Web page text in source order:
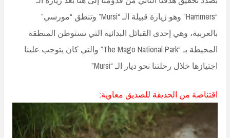
“Hammers” وهو زيارة قبيلة الـ “Mursi” وتنطق “مورسي”
بالعربية، وهي إحدى القبائل البدائية التي تستوطن المنطقة
المحيطة بـ “The Mago National Park” والتي كان يتوجب علينا
اجتيازها خلال رحلتنا نحو ديار الـ “Mursi”
اقتناصة من الحديقة للصديق معاوية: